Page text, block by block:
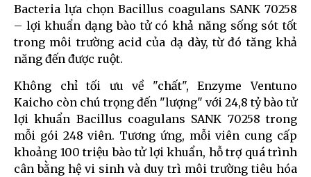
Bacteria lựa chọn Bacillus coagulans SANK 70258
– lợi khuẩn dạng bào tử có khả năng sống sót tốt
trong môi trường acid của dạ dày, từ đó tăng khả
năng đến được ruột.
Không chỉ tối ưu về "chất", Enzyme Ventuno
Kaicho còn chú trọng đến "lượng" với 24,8 tỷ bào tử
lợi khuẩn Bacillus coagulans SANK 70258 trong
mỗi gói 248 viên. Tương ứng, mỗi viên cung cấp
khoảng 100 triệu bào tử lợi khuẩn, hỗ trợ quá trình
cân bằng hệ vi sinh và duy trì môi trường tiêu hóa